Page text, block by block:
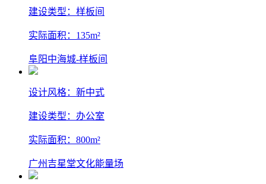
建设类型：样板间
实际面积：135m²
阜阳中海城-样板间
设计风格：新中式
建设类型：办公室
实际面积：800m²
广州吉星堂文化能量场